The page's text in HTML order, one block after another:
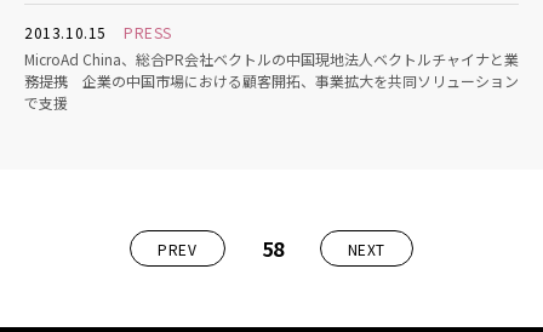
2013.10.15
PRESS
MicroAd China、総合PR会社ベクトルの中国現地法人ベクトルチャイナと業
務提携 企業の中国市場における顧客開拓、事業拡大を共同ソリューション
で支援
PREV 58 NEXT